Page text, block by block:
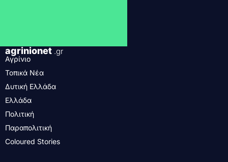
agrinionet .gr
Αγρίνιο
Τοπικά Νέα
Δυτική Ελλάδα
Ελλάδα
Πολιτική
Παραπολιτική
Coloured Stories